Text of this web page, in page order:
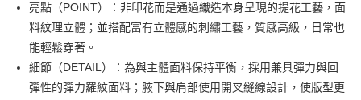
付款後順豐合作便利店
每筆HK$50.00，滿HK$499.00或以上免運費
送貨上門免運優惠
每筆HK$50.00，滿HK$499.00或以上免運費
亮點（POINT）：非印花而是通過織造本身呈現的提花工藝，面
料紋理立體；並搭配富有立體感的刺繡工藝，質感高級，日常也
能輕鬆穿著。
細節（DETAIL）：為與主體面料保持平衡，採用兼具彈力與回
彈性的彈力羅紋面料；腋下與肩部使用開叉縫線設計，使版型更